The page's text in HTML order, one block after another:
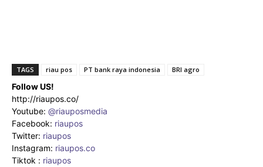
TAGS riau pos PT bank raya indonesia BRI agro
Follow US!
http://riaupos.co/
Youtube: @riauposmedia
Facebook: riaupos
Twitter: riaupos
Instagram: riaupos.co
Tiktok : riaupos